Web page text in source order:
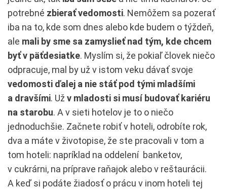
potrebné zbierať vedomosti. Nemôžem sa pozerať
iba na to, kde som dnes alebo kde budem o týždeň,
ale mali by sme sa zamyslieť nad tým, kde chcem
byť v päťdesiatke. Myslím si, že pokiaľ človek niečo
odpracuje, mal by už v istom veku dávať svoje
vedomosti ďalej a nie stáť pod tými mladšími
a dravšími. Už v mladosti si musí budovať kariéru
na starobu. A v sieti hotelov je to o niečo
jednoduchšie. Začnete robiť v hoteli, odrobíte rok,
dva a máte v životopise, že ste pracovali v tom a
tom hoteli: napríklad na oddelení banketov,
v cukrárni, na príprave raňajok alebo v reštaurácii.
A keď si podáte žiadosť o prácu v inom hoteli tej